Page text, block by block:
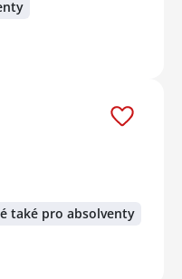
také pro absolventy